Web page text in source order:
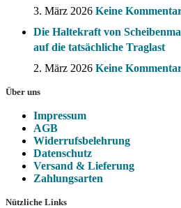
3. März 2026 Keine
Die Haltekraft von
auf die tatsächliche Traglast
2. März 2026 Keine
Über uns
Impressum
AGB
Widerrufsbelehrung
Datenschutz
Versand & Lieferung
Zahlungsarten
Nützliche Links